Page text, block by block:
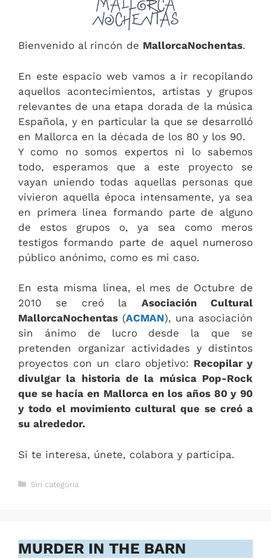
Bienvenido al rincón de MallorcaNochentas.
En este espacio web vamos a ir recopilando
aquellos acontecimientos, artistas y grupos
relevantes de una etapa dorada de la música
Española, y en particular la que se desarrolló
en Mallorca en la década de los 80 y los 90.
Y como no somos expertos ni lo sabemos
todo, esperamos que a este proyecto se
vayan uniendo todas aquellas personas que
vivieron aquella época intensamente, ya sea
en primera linea formando parte de alguno
de estos grupos o, ya sea como meros
testigos formando parte de aquel numeroso
público anónimo, como es mi caso.
En esta misma línea, el mes de Octubre de
2010 se creó la Asociación Cultural
MallorcaNochentas (ACMAN), una asociación
sin ánimo de lucro desde la que se
pretenden organizar actividades y distintos
proyectos con un claro objetivo: Recopilar y
divulgar la historia de la música Pop-Rock
que se hacía en Mallorca en los años 80 y 90
y todo el movimiento cultural que se creó a
su alrededor.
Si te interesa, únete, colabora y participa.
Categorías
Sin categoría
MURDER IN THE BARN